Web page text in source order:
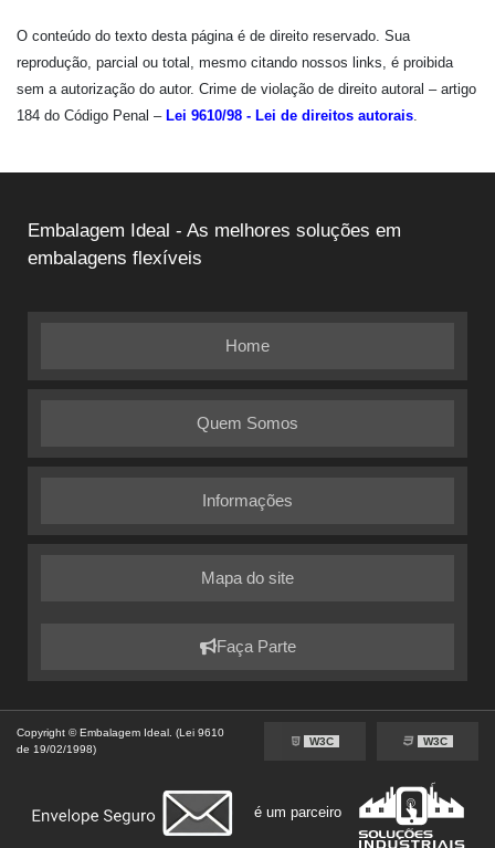
O conteúdo do texto desta página é de direito reservado. Sua
reprodução, parcial ou total, mesmo citando nossos links, é proibida
sem a autorização do autor. Crime de violação de direito autoral – artigo
184 do Código Penal – Lei 9610/98 - Lei de direitos autorais
Embalagem Ideal - As melhores soluções em
embalagens flexíveis
Home
Quem Somos
Informações
Mapa do site
Faça Parte
Copyright © Embalagem Ideal. (Lei 9610
de 19/02/1998)
W3C W3C
é um parceiro